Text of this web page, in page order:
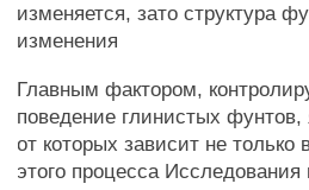
изменяется, зато структура
изменения
Главным фактором,
поведение глинистых фунтов,
от которых зависит не
этого процесса